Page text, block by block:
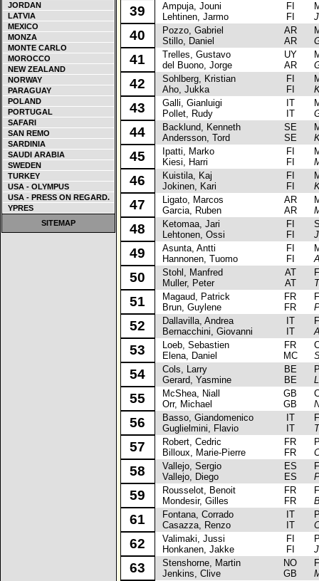
JORDAN
LATVIA
MEXICO
MONZA
MONTE CARLO
MOROCCO
NEW ZEALAND
NORWAY
PARAGUAY
POLAND
PORTUGAL
SAFARI
SAN REMO
SARDINIA
SAUDI ARABIA
SWEDEN
TURKEY
USA - OLYMPUS
USA - PRESS ON REGARD.
YPRES
SITEMAP
39
Ampuja, Jouni
Lehtinen, Jarmo
FI
FI
40
Pozzo, Gabriel
Stillo, Daniel
AR
AR
41
Trelles, Gustavo
del Buono, Jorge
UY
AR
42
Sohlberg, Kristian
Aho, Jukka
FI
FI
43
Galli, Gianluigi
Pollet, Rudy
IT
IT
44
Backlund, Kenneth
Andersson, Tord
SE
SE
45
Ipatti, Marko
Kiesi, Harri
FI
FI
46
Kuistila, Kaj
Jokinen, Kari
FI
FI
47
Ligato, Marcos
Garcia, Ruben
AR
AR
48
Ketomaa, Jari
Lehtonen, Ossi
FI
FI
49
Asunta, Antti
Hannonen, Tuomo
FI
FI
50
Stohl, Manfred
Muller, Peter
AT
AT
51
Magaud, Patrick
Brun, Guylene
FR
FR
52
Dallavilla, Andrea
Bernacchini, Giovanni
IT
IT
53
Loeb, Sebastien
Elena, Daniel
FR
MC
54
Cols, Larry
Gerard, Yasmine
BE
BE
55
McShea, Niall
Orr, Michael
GB
GB
56
Basso, Giandomenico
Guglielmini, Flavio
IT
IT
57
Robert, Cedric
Billoux, Marie-Pierre
FR
FR
58
Vallejo, Sergio
Vallejo, Diego
ES
ES
59
Rousselot, Benoit
Mondesir, Gilles
FR
FR
61
Fontana, Corrado
Casazza, Renzo
IT
IT
62
Valimaki, Jussi
Honkanen, Jakke
FI
FI
63
Stenshorne, Martin
Jenkins, Clive
NO
GB